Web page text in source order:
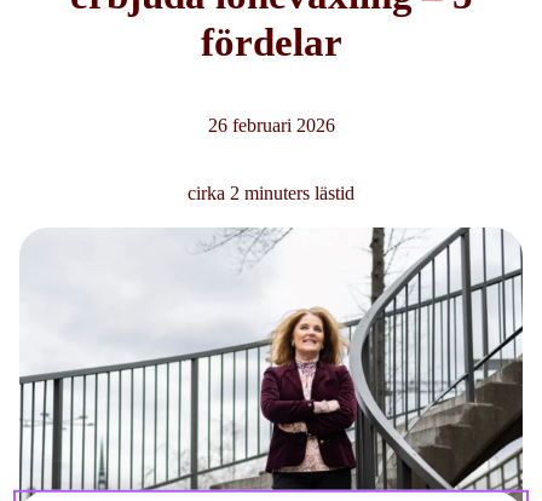
fördelar
26 februari 2026
cirka 2 minuters lästid